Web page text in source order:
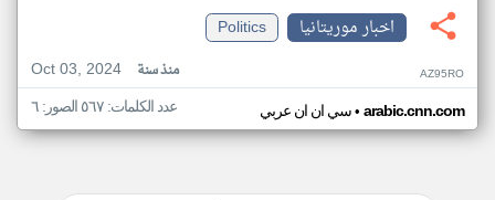
اخبار موريتانيا
Politics
Oct 03, 2024
منذ سنة AZ95RO
سي ان ان عربي• arabic.cnn.com عدد الكلمات: ٥٦٧ الصور: ٦